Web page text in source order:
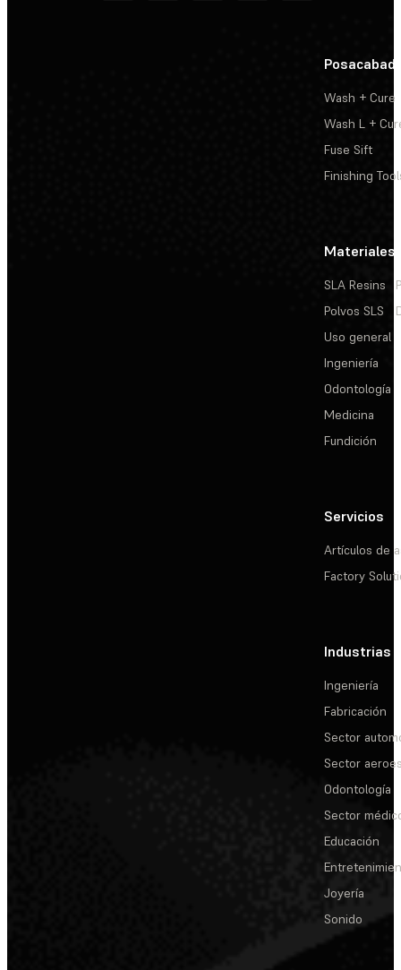
Wash + Cure
Wash L +
Fuse Sift
Finishing
Materiales
SLA Resins
Polvos SLS
Uso general
Ingeniería
Odontología
Medicina
Fundición
Servicios
Artículos de
Factory
Industrias
Ingeniería
Fabricación
Sector
Sector
Odontología
Sector
Educación
Joyería
Sonido